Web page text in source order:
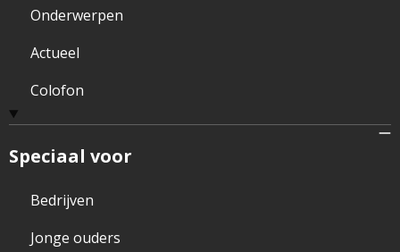
Onderwerpen
Actueel
Colofon
Speciaal voor
Bedrijven
Jonge ouders